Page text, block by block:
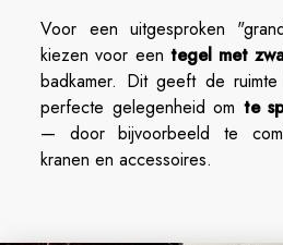
Voor een uitgesproken
kiezen voor een tegel met
badkamer. Dit geeft de
perfecte gelegenheid om te
— door bijvoorbeeld te
kranen en accessoires.